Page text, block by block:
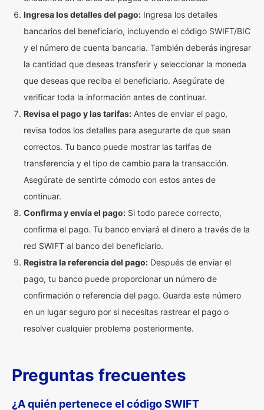
Ingresa los detalles del pago: Ingresa los detalles
bancarios del beneficiario, incluyendo el código SWIFT/BIC
y el número de cuenta bancaria. También deberás ingresar
la cantidad que deseas transferir y seleccionar la moneda
que deseas que reciba el beneficiario. Asegúrate de
verificar toda la información antes de continuar.
Revisa el pago y las tarifas: Antes de enviar el pago,
revisa todos los detalles para asegurarte de que sean
correctos. Tu banco puede mostrar las tarifas de
transferencia y el tipo de cambio para la transacción.
Asegúrate de sentirte cómodo con estos antes de
continuar.
Confirma y envía el pago: Si todo parece correcto,
confirma el pago. Tu banco enviará el dinero a través de la
red SWIFT al banco del beneficiario.
Registra la referencia del pago: Después de enviar el
pago, tu banco puede proporcionar un número de
confirmación o referencia del pago. Guarda este número
en un lugar seguro por si necesitas rastrear el pago o
resolver cualquier problema posteriormente.
Preguntas frecuentes
¿A quién pertenece el código SWIFT